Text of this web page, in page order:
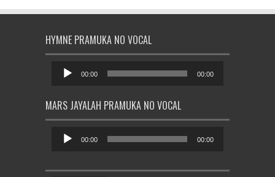
HYMNE PRAMUKA NO VOCAL
Audio
00:00 00:00
MARS JAYALAH PRAMUKA NO VOCAL
Audio
00:00 00:00